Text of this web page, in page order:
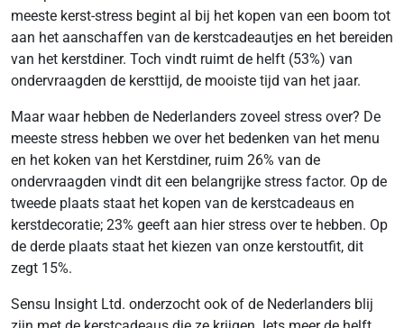
meeste kerst-stress begint al bij het kopen van een boom tot
aan het aanschaffen van de kerstcadeautjes en het bereiden
van het kerstdiner. Toch vindt ruimt de helft (53%) van
ondervraagden de kersttijd, de mooiste tijd van het jaar.
Maar waar hebben de Nederlanders zoveel stress over? De
meeste stress hebben we over het bedenken van het menu
en het koken van het Kerstdiner, ruim 26% van de
ondervraagden vindt dit een belangrijke stress factor. Op de
tweede plaats staat het kopen van de kerstcadeaus en
kerstdecoratie; 23% geeft aan hier stress over te hebben. Op
de derde plaats staat het kiezen van onze kerstoutfit, dit
zegt 15%.
Sensu Insight Ltd. onderzocht ook of de Nederlanders blij